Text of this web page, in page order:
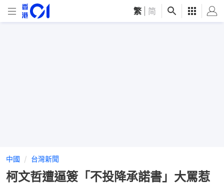
繁 简
中國 台灣新聞
柯文哲遭逼簽「不投降承諾書」大罵惹